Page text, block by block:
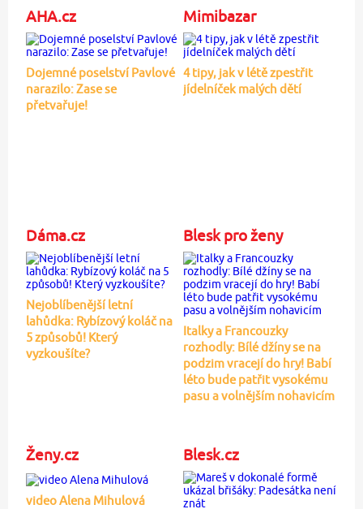
AHA.cz
Dojemné poselství Pavlové
narazilo: Zase se
přetvařuje!
Mimibazar
4 tipy, jak v létě zpestřit
jídelníček malých dětí
Dáma.cz
Nejoblíbenější letní
lahůdka: Rybízový koláč na
5 způsobů! Který
vyzkoušíte?
Blesk pro ženy
Italky a Francouzky
rozhodly: Bílé džíny se na
podzim vracejí do hry! Babí
léto bude patřit vysokému
pasu a volnějším nohavicím
Ženy.cz
video Alena Mihulová
Blesk.cz